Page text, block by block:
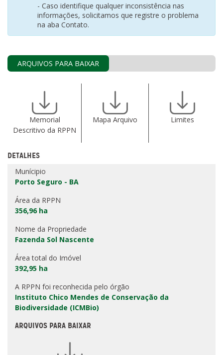
- Caso identifique qualquer inconsistência nas
informações, solicitamos que registre o problema
na aba Contato.
ARQUIVOS PARA BAIXAR
Memorial
Descritivo da RPPN
Mapa Arquivo Limites
DETALHES
Munícipio
Porto Seguro - BA
Área da RPPN
356,96 ha
Nome da Propriedade
Fazenda Sol Nascente
Área total do Imóvel
392,95 ha
A RPPN foi reconhecida pelo órgão
Instituto Chico Mendes de Conservação da
Biodiversidade (ICMBio)
ARQUIVOS PARA BAIXAR